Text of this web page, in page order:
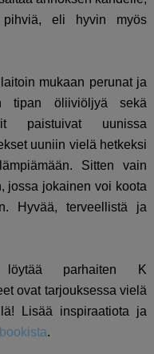
eli hyvin myös
mukaan perunat ja
tipan öliiviöljyä sekä
paistuivat uunissa
uuniin vielä hetkeksi
Sitten vain
jossa jokainen voi koota
Hyvää, terveellistä ja
löytää parhaiten K
ovat tarjouksessa vielä
Lisää inspiraatiota ja
.